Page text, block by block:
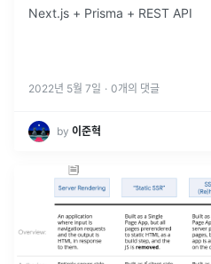
Next.js + Prisma + REST API
2022년 5월 7일 · 0개의 댓글
by 이준혁